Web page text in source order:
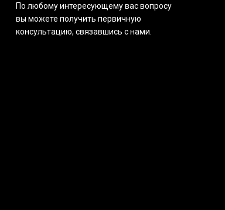
По любому интересующему вас вопросу
вы можете получить первичную
консультацию, связавшись с нами.